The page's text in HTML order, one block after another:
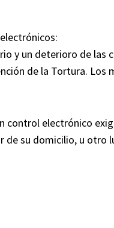
y un deterioro de las
de la Tortura. Los
control electrónico
su domicilio, u otro